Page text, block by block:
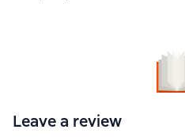
Leave a review